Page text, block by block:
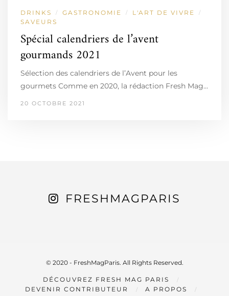
DRINKS / GASTRONOMIE / L'ART DE VIVRE /
SAVEURS
Spécial calendriers de l’avent
gourmands 2021
Sélection des calendriers de l’Avent pour les
gourmets Comme en 2020, la rédaction Fresh Mag…
20 OCTOBRE 2021
FRESHMAGPARIS
© 2020 - FreshMagParis. All Rights Reserved.
DÉCOUVREZ FRESH MAG PARIS
DEVENIR CONTRIBUTEUR
A PROPOS